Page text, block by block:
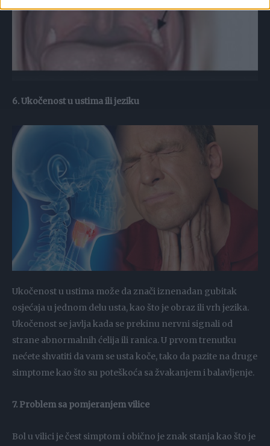
6. Ukočenost u ustima ili jeziku
Ukočenost u ustima može da znači iznenadan gubitak
osjećaja u jednom delu usta, kao što je obraz ili vrh jezika.
Ukočenost se javlja kada se prekinu nervni signali od
strane abnormalnih ćelija ili ranica. U prvom trenutku
nećete shvatiti da vam se usta koče, tako da pazite na druge
simptome kao što su poteškoća sa žvakanjem i balavljenje.
7. Problem sa pomjeranjem vilice
Bol u vilici je čest simptom i obično je znak stanja kao što je